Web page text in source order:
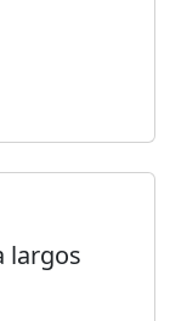
largos